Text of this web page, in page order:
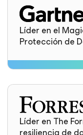
Líder en el
Protección de
Líder en The